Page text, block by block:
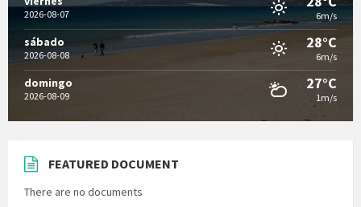
2026-08-07 6m/s
sábado
2026-08-08
28°C
6m/s
domingo
2026-08-09
27°C
1m/s
FEATURED DOCUMENT
There are no documents